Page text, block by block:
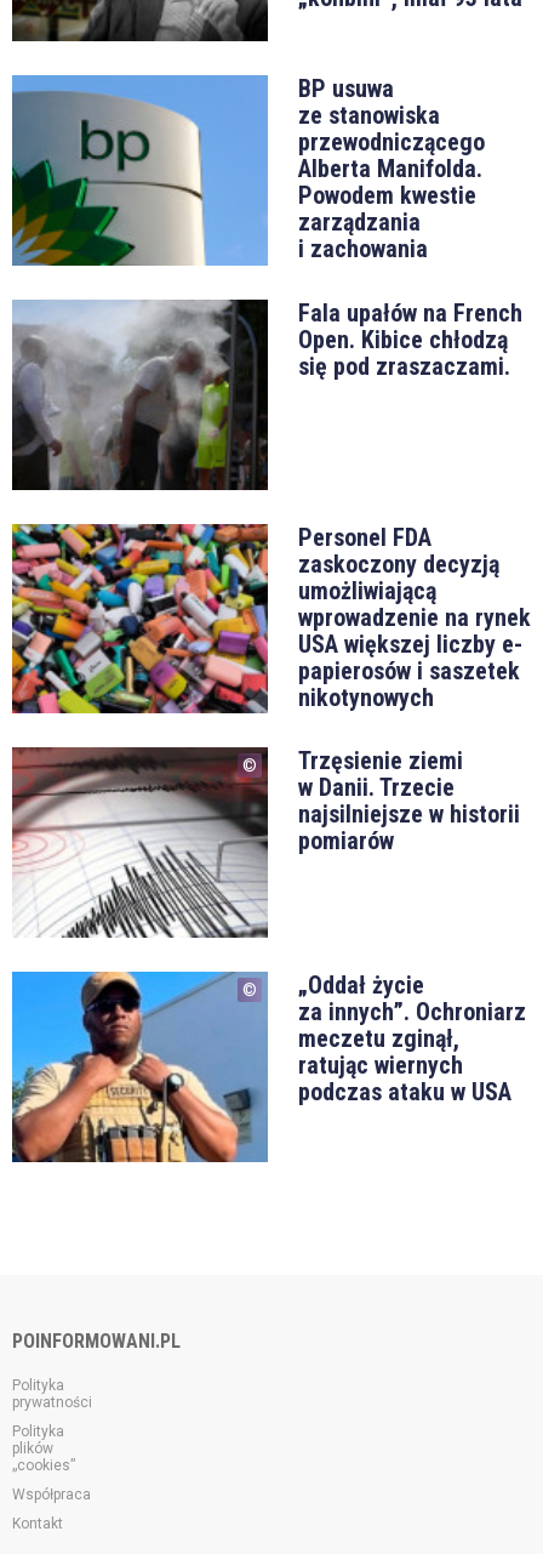
BP usuwa
ze stanowiska
przewodniczącego
Alberta Manifolda.
Powodem kwestie
zarządzania
i zachowania
Fala upałów na French
Open. Kibice chłodzą
się pod zraszaczami.
Personel FDA
zaskoczony decyzją
umożliwiającą
wprowadzenie na rynek
USA większej liczby e-
papierosów i saszetek
nikotynowych
Trzęsienie ziemi
w Danii. Trzecie
najsilniejsze w historii
pomiarów
„Oddał życie
za innych”. Ochroniarz
meczetu zginął,
ratując wiernych
podczas ataku w USA
POINFORMOWANI.PL
Polityka
prywatności
Polityka
plików
„cookies”
Współpraca
Kontakt